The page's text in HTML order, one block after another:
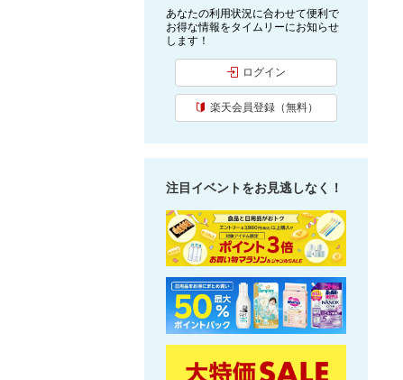
あなたの利用状況に合わせて便利で
お得な情報をタイムリーにお知らせ
します！
ログイン
楽天会員登録（無料）
注目イベントをお見逃しなく！